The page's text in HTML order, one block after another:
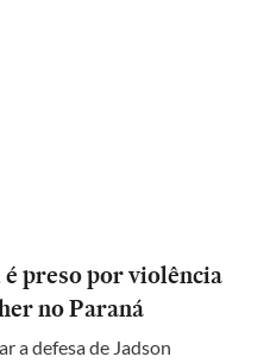
preso por violência
no Paraná
a defesa de Jadson